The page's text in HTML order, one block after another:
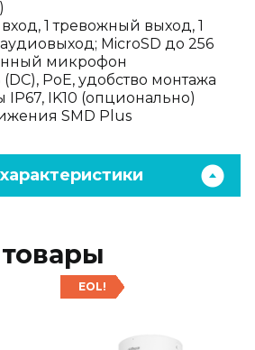
1 тревожный выход, 1
MicroSD до 256
микрофон
PoE, удобство монтажа
IP67, IK10 (опционально)
SMD Plus
EOL!